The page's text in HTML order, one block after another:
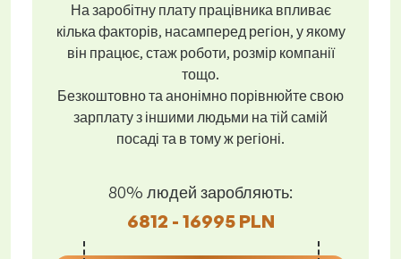
На заробітну плату працівника впливає
кілька факторів, насамперед регіон, у якому
він працює, стаж роботи, розмір компанії
тощо.
Безкоштовно та анонімно порівнюйте свою
зарплату з іншими людьми на тій самій
посаді та в тому ж регіоні.
80% людей заробляють:
6812 - 16995 PLN